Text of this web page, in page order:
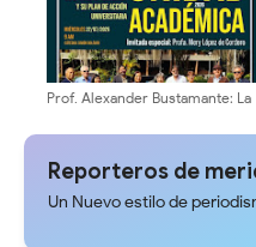
Prof. Alexander Bustamante: La
comienza en sus Escuelas y
Reporteros de
Un Nuevo estilo de